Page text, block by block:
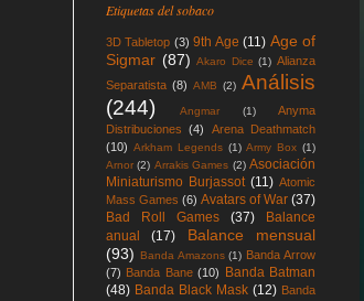
Etiquetas del sobaco
3D Tabletop (3) 9th Age (11) Age of
Sigmar (87) Akaro Dice (1) Alianza
Separatista (8) AMB (2) Análisis
(244)
Angmar (1)
Anyma
Distribuciones
(4)
Arena Deathmatch
(10) Arkham Legends (1) Army Box (1)
Arnor (2) Arrakis Games (2) Asociación
Miniaturismo Burjassot (11) Atomic
Mass Games (6) Avatars of War (37)
Bad Roll Games
(37)
Balance
anual
(17)
Balance mensual
(93)
Banda Amazons (1) Banda Arrow
(7) Banda Bane (10)
Banda Batman
(48) Banda Black Mask (12) Banda